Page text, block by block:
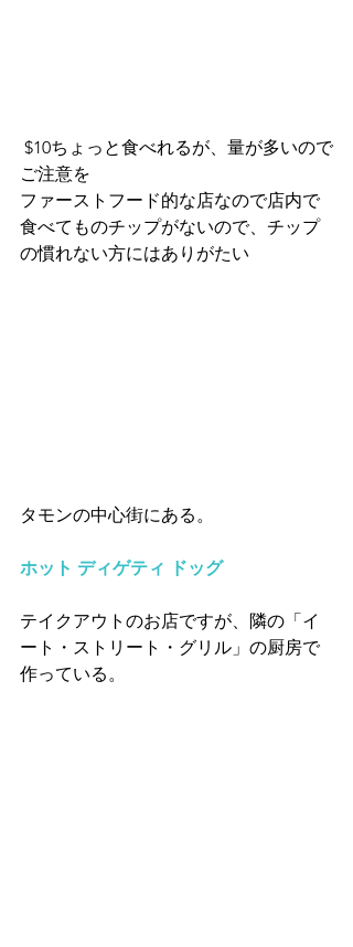
ご注意を
ファーストフード的な店なので店内で
食べてものチップがないので、チップ
の慣れない方にはありがたい
タモンの中心街にある。
ホット ディゲティ ドッグ
テイクアウトのお店ですが、隣の「イ
ート・ストリート・グリル」の厨房で
作っている。